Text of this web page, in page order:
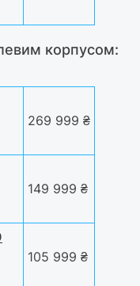
корпусом:
269 999 ₴
149 999 ₴
105 999 ₴